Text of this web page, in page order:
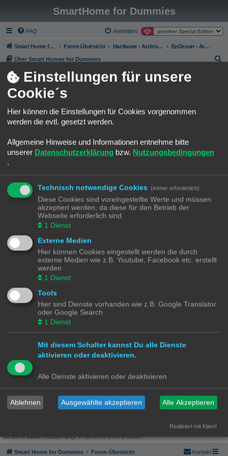
SmartHome for Dummies
FAQ Anmelden
Smart Home for Dummies Foren-Übersicht Hardware - Archiv - Nur Lesemodus EnOcean - Archiv - Nur Lesemodus
Über Smart Homee for Dummies
Liebe SmartHome for Dummies Gemeinde.
Die phpBB Forum Software gehört nicht wirklich zu den modernsten
Ich habe mich an einer Migration zu Discourse versucht und bin leider
kläglich gescheitert.
Möchte aber trotzdem einen Neuanfang auf einer modernen Plattform
starten.
Gerne möchte ich Euch animieren das neue Discourse Forum zu
benutzen.
Platform neu anzumelden.
Das Forum hier, bleibt selbstverständlich Online. Ich würde versuchen
einiges händisch zu migrieren.
Da fallen mir die Rubriken "Template Sammlungen" oder "Best Practice
Automatisierungen" ein.
SmartHome for Dummies Discourse Platform
EnOcean - Archiv - Nur Lesemodus
Forumsregeln
Hier geht es im neuen Kleid weiter
https://community-discourse.smarthome-for-
dummies.de/
0 Themen • Seite1von1
In diesem Forum gibt es keine Themen oder Beiträge.
BERECHTIGUNGEN IN DIESEM FORUM
Du darfstkeineneuen Themen in diesem Forum erstellen.
Du darfstkeineDateianhänge in diesem Forum erstellen.
Smart Home for Dummies Foren-Übersicht Kontakt
Einstellungen für unsere
Cookie´s
Hier können die Einstellungen für Cookies vorgenommen
werden die evtl. gesetzt werden.
Allgemeine Hinweise und Informationen entnehme bitte
unserer Datenschutzerklärung bzw. Nutzungsbedingungen
.
Technisch notwendige Cookies (immer erforderlich)
Diese Cookies sind voreingestellte Werte und müssen
akzeptiert werden, da diese für den Betrieb der
Webseite erforderlich sind.
1 Dienst
Externe Medien
Hier können Cookies eingestellt werden die durch
externe Medien wie z.B. Youtube, Facebook etc. erstellt
werden
1 Dienst
Tools
Hier sind Dienste vorhanden wie z.B. Google Translator
oder Google Search
1 Dienst
Mit diesem Schalter kannst Du alle Dienste
aktivieren oder deaktivieren.
Alle Dienste aktivieren oder deaktivieren
Ablehnen Ausgewählte akzeptieren Alle Akzeptieren
Realisiert mit Klaro!